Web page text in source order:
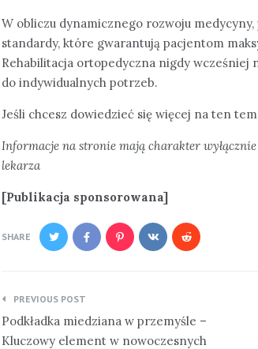
W obliczu dynamicznego rozwoju
standardy, które gwarantują pacjentom
Rehabilitacja ortopedyczna nigdy wcześniej
do indywidualnych potrzeb.
Jeśli chcesz dowiedzieć się więcej na ten
Informacje na stronie mają charakter
lekarza
[Publikacja sponsorowana]
SHARE
Nawigacja
wpisu
PREVIOUS POST
Podkładka miedziana w przemyśle –
Kluczowy element w nowoczesnych